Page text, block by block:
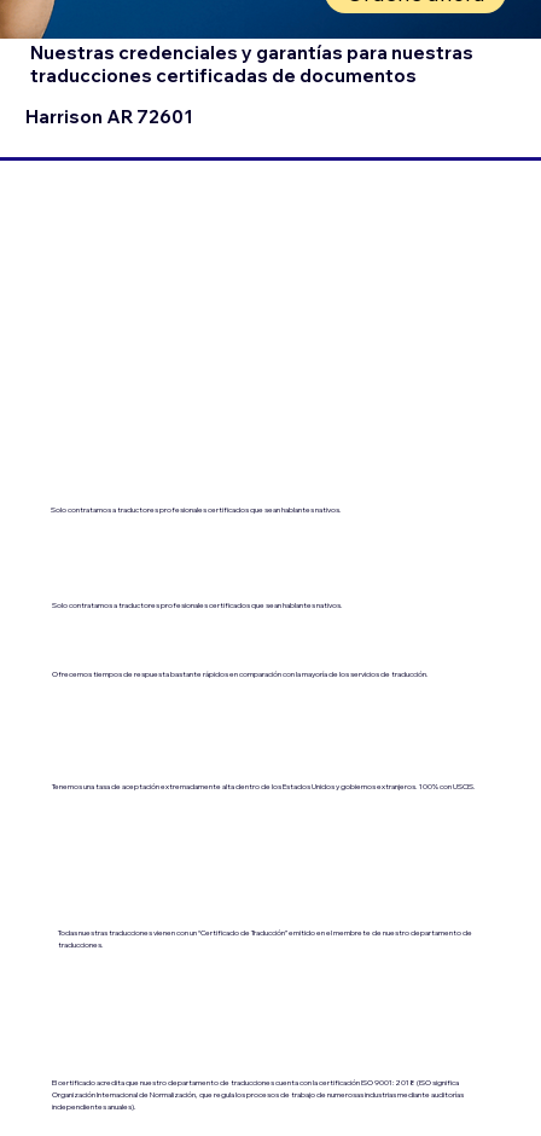
Nuestras credenciales y garantías para nuestras
traducciones certificadas de documentos
Harrison AR 72601
Solo contratamos a traductores profesionales certificados que sean hablantes nativos.
Solo contratamos a traductores profesionales certificados que sean hablantes nativos.
Ofrecemos tiempos de respuesta bastante rápidos en comparación con la mayoría de los servicios de traducción.
Tenemos una tasa de aceptación extremadamente alta dentro de los Estados Unidos y gobiernos extranjeros. 100% con USCIS.
Todas nuestras traducciones vienen con un “Certificado de Traducción” emitido en el membrete de nuestro departamento de
traducciones.
El certificado acredita que nuestro departamento de traducciones cuenta con la certificación ISO 9001:2018 (ISO significa
Organización Internacional de Normalización, que regula los procesos de trabajo de numerosas industrias mediante auditorías
independientes anuales).